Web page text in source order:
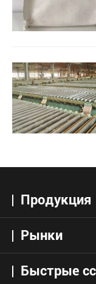
Продукция
Рынки
Быстрые